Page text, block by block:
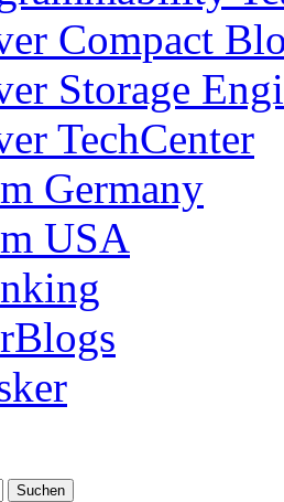
Compact
Storage
TechCenter
Germany
USA